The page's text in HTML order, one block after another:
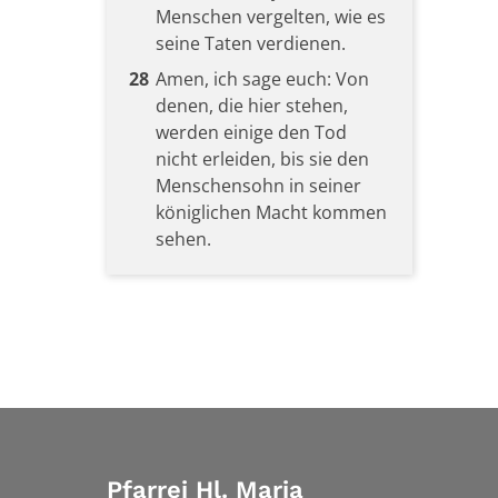
Menschen vergelten, wie es
seine Taten verdienen.
28 Amen, ich sage euch: Von
denen, die hier stehen,
werden einige den Tod
nicht erleiden, bis sie den
Menschensohn in seiner
königlichen Macht kommen
sehen.
Pfarrei Hl. Maria